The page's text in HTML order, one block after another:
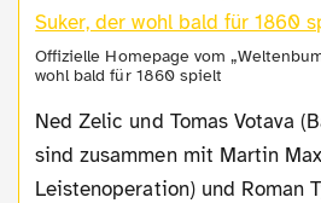
Offizielle Homepage vom
wohl bald für 1860 spielt
Ned Zelic und Tomas Votava (Bauchmuskel gezerrt)
sind zusammen mit Martin
Leistenoperation) und Roman